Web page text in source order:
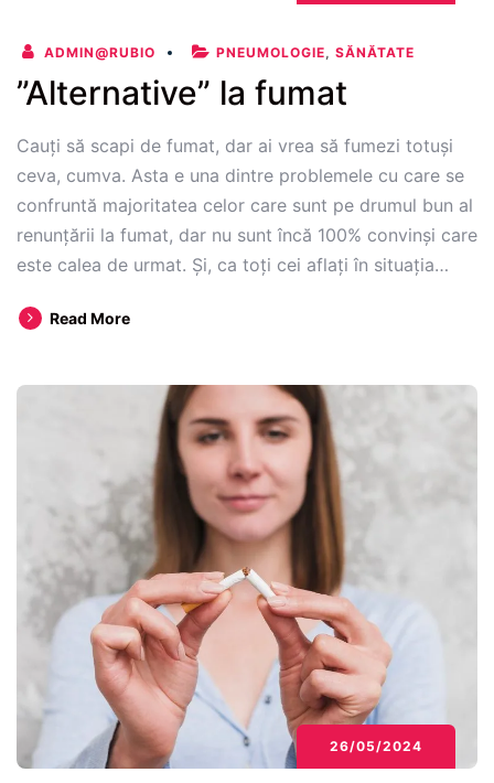
ADMIN@RUBIO PNEUMOLOGIE, SĂNĂTATE
”Alternative” la fumat
Cauți să scapi de fumat, dar ai vrea să fumezi totuși
ceva, cumva. Asta e una dintre problemele cu care se
confruntă majoritatea celor care sunt pe drumul bun al
renunțării la fumat, dar nu sunt încă 100% convinși care
este calea de urmat. Și, ca toți cei aflați în situația…
Read More
26/05/2024